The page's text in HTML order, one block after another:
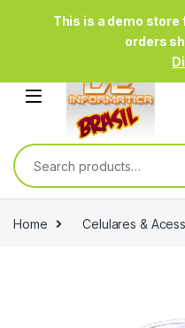
Search for:
Home Celulares &
This is a demo
orders